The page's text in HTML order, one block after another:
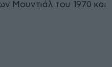
Μουντιάλ του 1970 και